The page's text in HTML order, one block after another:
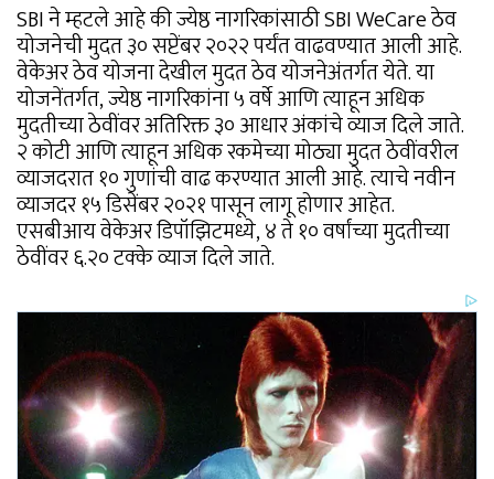
SBI ने म्हटले आहे की ज्येष्ठ नागरिकांसाठी SBI WeCare ठेव
योजनेची मुदत ३० सप्टेंबर २०२२ पर्यंत वाढवण्यात आली आहे.
वेकेअर ठेव योजना देखील मुदत ठेव योजनेअंतर्गत येते. या
योजनेंतर्गत, ज्येष्ठ नागरिकांना ५ वर्षे आणि त्याहून अधिक
मुदतीच्या ठेवींवर अतिरिक्त ३० आधार अंकांचे व्याज दिले जाते.
२ कोटी आणि त्याहून अधिक रकमेच्या मोठ्या मुदत ठेवींवरील
व्याजदरात १० गुणांची वाढ करण्यात आली आहे. त्याचे नवीन
व्याजदर १५ डिसेंबर २०२१ पासून लागू होणार आहेत.
एसबीआय वेकेअर डिपॉझिटमध्ये, ४ ते १० वर्षांच्या मुदतीच्या
ठेवींवर ६.२० टक्के व्याज दिले जाते.